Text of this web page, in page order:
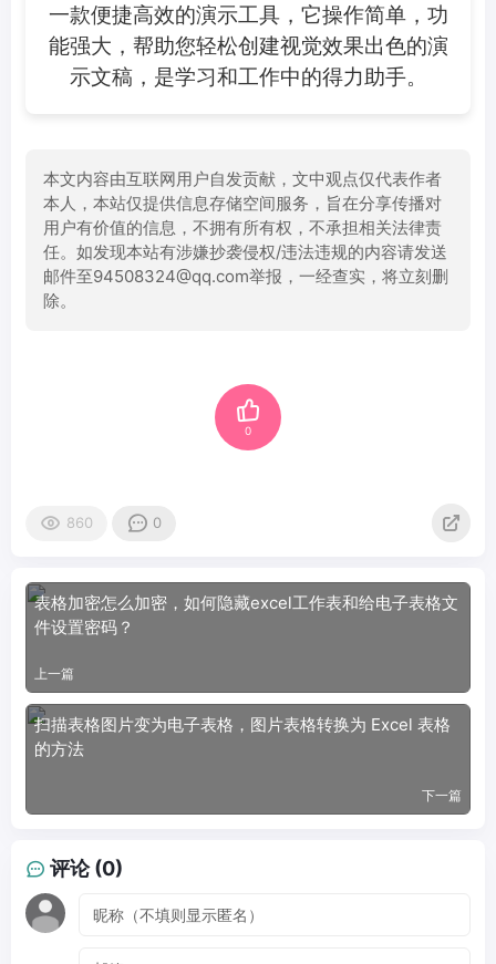
一款便捷高效的演示工具，它操作简单，功
能强大，帮助您轻松创建视觉效果出色的演
示文稿，是学习和工作中的得力助手。
本文内容由互联网用户自发贡献，文中观点仅代表作者
本人，本站仅提供信息存储空间服务，旨在分享传播对
用户有价值的信息，不拥有所有权，不承担相关法律责
任。如发现本站有涉嫌抄袭侵权/违法违规的内容请发送
邮件至94508324@qq.com举报，一经查实，将立刻删
除。
0
860 0
表格加密怎么加密，如何隐藏excel工作表和给电子表格文
件设置密码？
上一篇
扫描表格图片变为电子表格，图片表格转换为 Excel 表格
的方法
下一篇
评论 (0)